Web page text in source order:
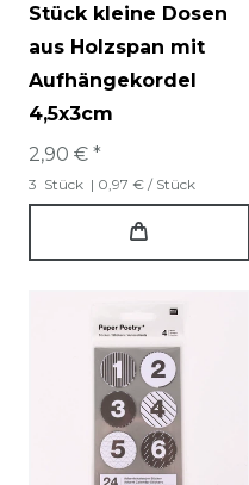
Stück kleine Dosen
aus Holzspan mit
Aufhängekordel
4,5x3cm
2,90 € *
3 Stück | 0,97 € / Stück